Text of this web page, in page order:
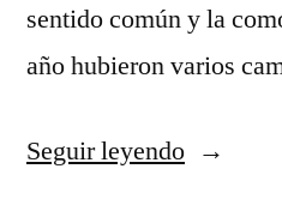
sentido común y la
año hubieron varios
Seguir leyendo«Mi